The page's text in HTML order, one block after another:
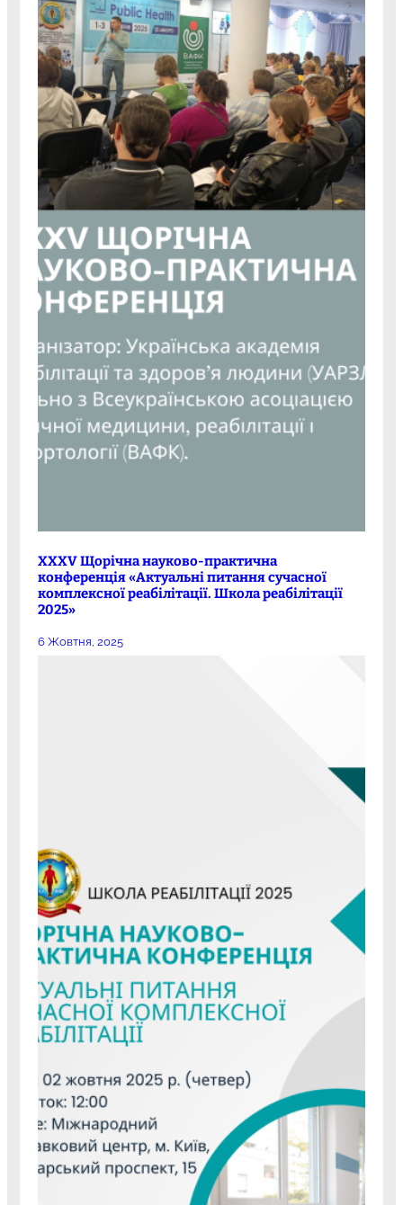
XXXV Щорічна науково-практична
конференція «Актуальні питання сучасної
комплексної реабілітації. Школа реабілітації
2025»
6 Жовтня, 2025